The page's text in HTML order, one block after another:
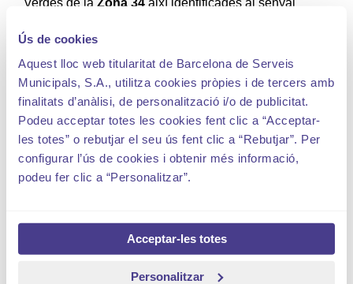
Ús de cookies
Aquest lloc web titularitat de Barcelona de Serveis
Municipals, S.A., utilitza cookies pròpies i de tercers amb
finalitats d’anàlisi, de personalització i/o de publicitat.
Podeu acceptar totes les cookies fent clic a “Acceptar-
les totes” o rebutjar el seu ús fent clic a “Rebutjar”. Per
configurar l’ús de cookies i obtenir més informació,
podeu fer clic a “Personalitzar”.
Acceptar-les totes
Personalitzar
correspongui segons l’etiqueta mediambiental del seu
vehicle.
Així, els residents empadronats a la zona que siguin
titulars d’un turisme domiciliat a Barcelonano caldrà
que facin cap gestió
, a partir del 14 de novembre
rebran als seus domicilis una carta informativa sobre
la seva zona de resident i un fulletó informatiu sobre
límits d’aquesta ampliació i que tinguin dret a
estacionar a l’AREA amb tarifa de resident, poden
sol·licitar els seus drets d’estacionament de resident a